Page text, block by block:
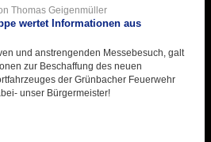
Thomas Geigenmüller
wertet Informationen aus
und anstrengenden Messebesuch, galt
zur Beschaffung des neuen
der Grünbacher Feuerwehr
unser Bürgermeister!